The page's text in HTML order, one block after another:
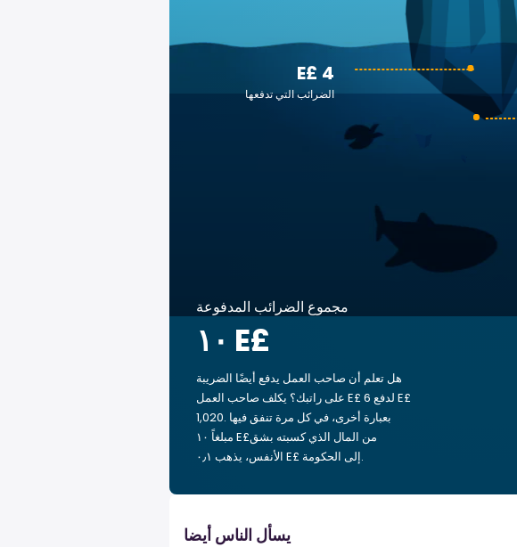
E£ 4
الضرائب التي تدفعها
مجموع الضرائب المدفوعة
‏١٠ E£
هل تعلم أن صاحب العمل يدفع أيضًا الضريبة
على راتبك؟ يكلف صاحب العمل E£ 6 لدفع E£
1,020. بعبارة أخرى، في كل مرة تنفق فيها
مبلغاً ‏١٠ E£من المال الذي كسبته بشق
الأنفس، يذهب ‏٠٫١ E£ إلى الحكومة.
يسأل الناس أيضا